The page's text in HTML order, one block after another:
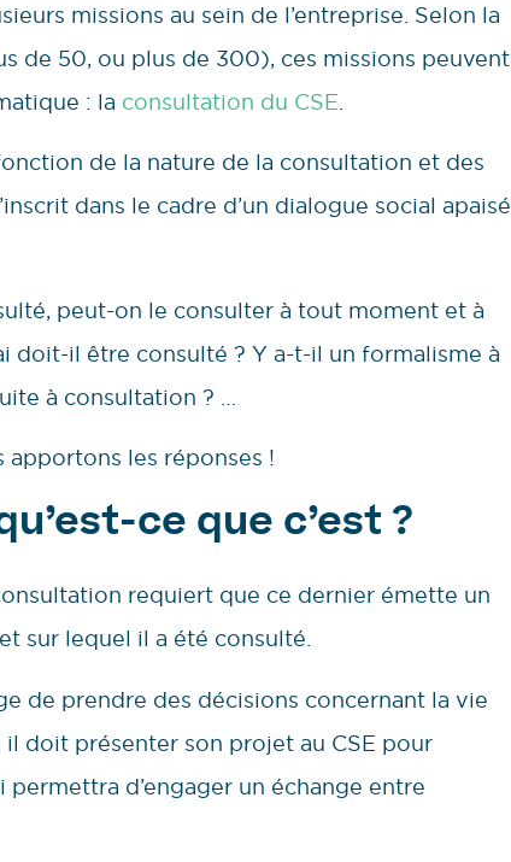
missions au sein de l’entreprise. Selon la
de 50, ou plus de 300), ces missions peuvent
: la consultation du CSE.
de la nature de la consultation et des
dans le cadre d’un dialogue social apaisé
peut-on le consulter à tout moment et à
doit-il être consulté ? Y a-t-il un formalisme à
à consultation ? …
les réponses !
ce que c’est ?
requiert que ce dernier émette un
sur lequel il a été consulté.
de prendre des décisions concernant la vie
il doit présenter son projet au CSE pour
d’engager un échange entre